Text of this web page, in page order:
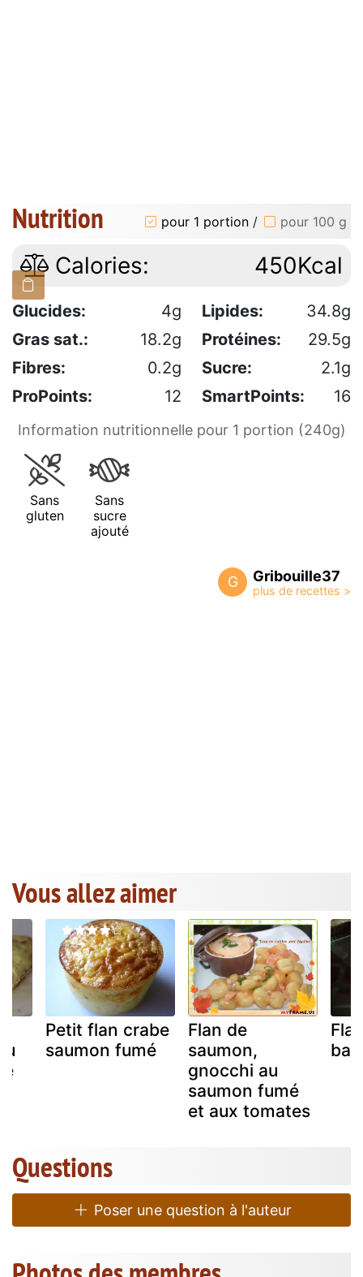
Nutrition pour 1 portion / pour 100 g
Calories: 450Kcal
Glucides: 4g Lipides:
34.8g
Gras sat.:
18.2g Protéines:
29.5g
Fibres:
0.2g Sucre:
2.1g
ProPoints:
12 SmartPoints: 16
Information nutritionnelle pour 1 portion (240g)
Sans
gluten
Sans
sucre
ajouté
G Gribouille37
Vous allez aimer
Petit flan crabe
saumon fumé
Flan de
saumon,
gnocchi au
saumon fumé
et aux tomates
Questions
Poser une question à l'auteur